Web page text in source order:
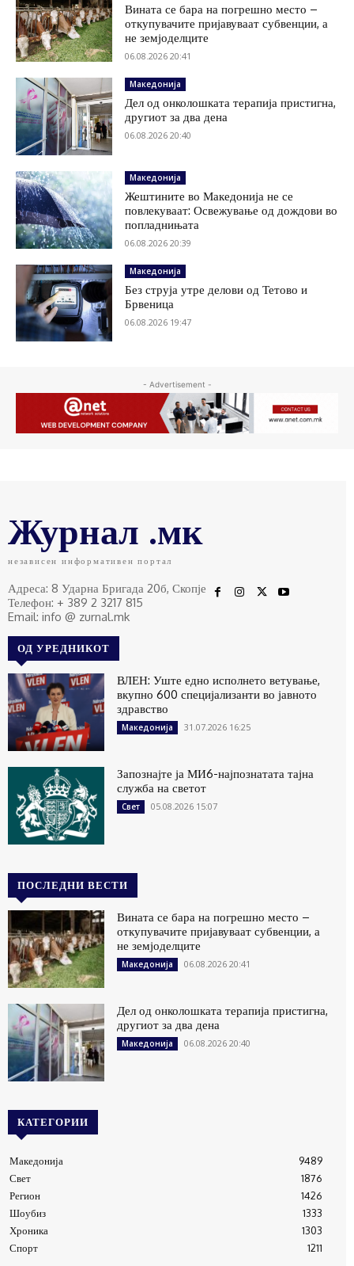
Вината се бара на погрешно место –
откупувачите пријавуваат субвенции, а
не земјоделците
06.08.2026 20:41
Македонија
Дел од онколошката терапија пристигна,
другиот за два дена
06.08.2026 20:40
Македонија
Жештините во Македонија не се
повлекуваат: Освежување од дождови во
попладнињата
06.08.2026 20:39
Македонија
Без струја утре делови од Тетово и
Брвеница
06.08.2026 19:47
- Advertisement -
Журнал .мк
независен информативен портал
Адреса: 8 Ударна Бригада 20б, Скопје
Телефон: + 389 2 3217 815
Email: info @ zurnal.mk
ОД УРЕДНИКОТ
ВЛЕН: Уште едно исполнето ветување,
вкупно 600 специјализанти во јавното
здравство
Македонија 31.07.2026 16:25
Запознајте ја МИ6-најпознатата тајна
служба на светот
Свет 05.08.2026 15:07
ПОСЛЕДНИ ВЕСТИ
Вината се бара на погрешно место –
откупувачите пријавуваат субвенции, а
не земјоделците
Македонија 06.08.2026 20:41
Дел од онколошката терапија пристигна,
другиот за два дена
Македонија 06.08.2026 20:40
КАТЕГОРИИ
Македонија
9489
Свет
1876
Регион
1426
Шоубиз
1333
Хроника
1303
Спорт
1211